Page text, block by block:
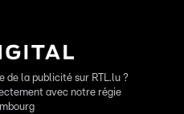
de la publicité sur RTL.lu ?
avec notre régie